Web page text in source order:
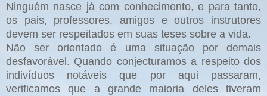
Ninguém nasce já com conhecimento, e para tanto,
os pais, professores, amigos e outros instrutores
devem ser respeitados em suas teses sobre a vida.
Não ser orientado é uma situação por demais
desfavorável. Quando conjecturamos a respeito dos
indivíduos notáveis que por aqui passaram,
verificamos que a grande maioria deles tiveram